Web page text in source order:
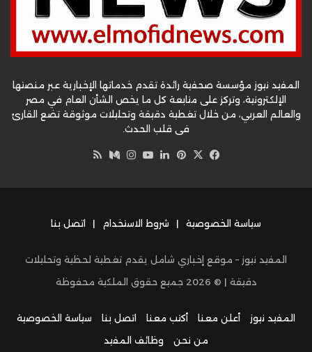
المفيد نيوز مؤسسة صحفية رائدة تقدم خدماتها الإخبارية عبر منصتها
الإلكترونية، وتركز على متابعة كل ما يخص الشأن العام في مصر
والعالم العربي، من خلال تغطية دقيقة وتحليلات موثوقة تضع القارئ
في قلب الحدث.
فيسبوك
‫X بينتيريست
لينكدإن‫YouTube
انستقرام
وسط
سياسة الخصوصية | شروط الاستخدام | اتصل بنا
المفيد نيوز – موقع إخباري شامل يقدم تغطية لحظية وتحليلات
دقيقة | © 2026 جميع حقوق الملكية محفوظة
المفيد نيوز أعلن معنا أكتب معنا اتصل بنا
سياسة الخصوصية
من نحن
وظائف المفيد